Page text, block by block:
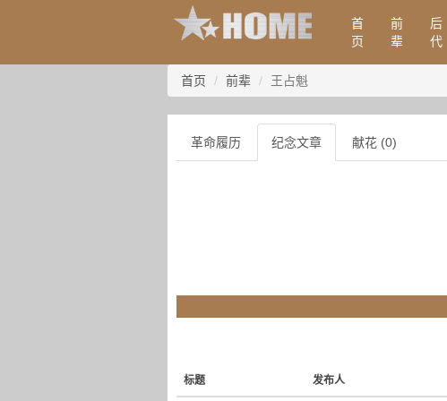
首
页
前
辈
后
代
首页 前辈 王占魁
革命履历 纪念文章 献花 (0)
标题 发布人